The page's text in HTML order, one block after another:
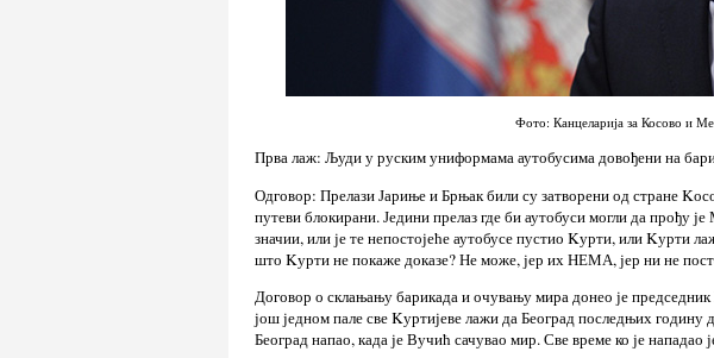
Фото: Канцеларија за Косово и
Прва лаж: Људи у руским униформама аутобусима довођени на
Одговор: Прелази Јариње и Брњак били су затворени од стране
путеви блокирани. Једини прелаз где би аутобуси могли да прођу
значии, или је те непостојеће аутобусе пустио Kурти, или Kурти
што Kурти не покаже доказе? Не може, јер их НЕМА, јер ни не
Договор о склањању барикада и очувању мира донео је
још једном пале све Kуртијеве лажи да Београд последњих
Београд напао, када је Вучић сачувао мир. Све време ко је нападао